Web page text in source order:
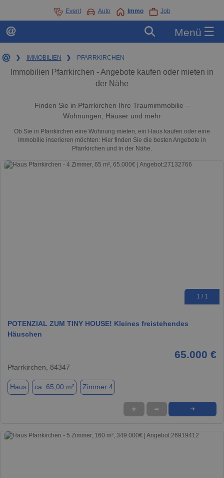
Event Auto Immo Job
Menü ☰
❯ IMMOBILIEN ❯ PFARRKIRCHEN
Immobilien Pfarrkirchen - Angebote kaufen oder mieten in
der Nähe
Finden Sie in Pfarrkirchen Ihre Traumimmobilie –
Wohnungen, Häuser und mehr
Ob Sie in Pfarrkirchen eine Wohnung mieten, ein Haus kaufen oder eine
Immobilie inserieren möchten: Hier finden Sie die besten Angebote in
Pfarrkirchen und in der Nähe.
1 / 1
POTENZIAL ZUM TINY HOUSE! Kleines freistehendes
Häuschen
65.000 €
Pfarrkirchen, 84347
Haus ca. 65,00 m² Zimmer 4
★ ➦ ➜